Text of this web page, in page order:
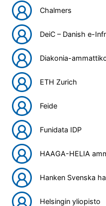
Chalmers
DeiC – Danish e-
Diakonia-
ETH Zurich
Feide
Funidata IDP
HAAGA-HELIA
Hanken Svenska
Helsingin yliopisto